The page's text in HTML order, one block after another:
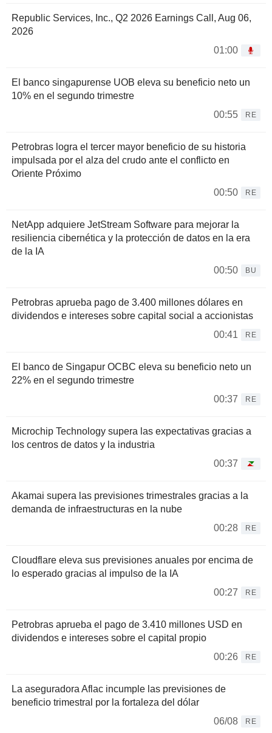
Republic Services, Inc., Q2 2026 Earnings Call, Aug 06,
2026
01:00
El banco singapurense UOB eleva su beneficio neto un
10% en el segundo trimestre
00:55
RE
Petrobras logra el tercer mayor beneficio de su historia
impulsada por el alza del crudo ante el conflicto en
Oriente Próximo
00:50
RE
NetApp adquiere JetStream Software para mejorar la
resiliencia cibernética y la protección de datos en la era
de la IA
00:50
BU
Petrobras aprueba pago de 3.400 millones dólares en
dividendos e intereses sobre capital social a accionistas
00:41
RE
El banco de Singapur OCBC eleva su beneficio neto un
22% en el segundo trimestre
00:37
RE
Microchip Technology supera las expectativas gracias a
los centros de datos y la industria
00:37
Akamai supera las previsiones trimestrales gracias a la
demanda de infraestructuras en la nube
00:28
RE
Cloudflare eleva sus previsiones anuales por encima de
lo esperado gracias al impulso de la IA
00:27
RE
Petrobras aprueba el pago de 3.410 millones USD en
dividendos e intereses sobre el capital propio
00:26
RE
La aseguradora Aflac incumple las previsiones de
beneficio trimestral por la fortaleza del dólar
06/08
RE